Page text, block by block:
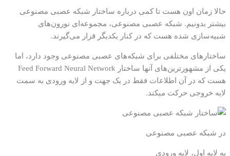
حالا زمان اون هست تا کمی درباره ساختار شبکه عصبی مصنوعی
بیشتر بدونیم. شبکه عصبی مصنوعی، مجموعه‌ای نورون‌های
شبیه‌سازی شده هست که در کنار یکدیگر قرار می‌گیرند.
ساختارهای مختلفی برای شبکه‌های عصبی مصنوعی وجود دارد، اما
یکی از مشهورترین‌های آنها ساختار Feed Forward Neural Network
هست که در آن اطلاعات فقط در یک جهت و از لایه ورودی به سمت
لایه خروجی حرکت میکند.
در شبکه عصبی مصنوعی
به لایه اول، لایه ورودی